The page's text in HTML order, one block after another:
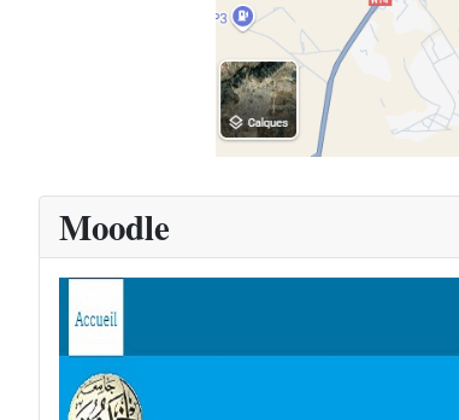
Moodle